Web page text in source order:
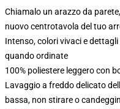
Chiamalo un arazzo da
nuovo centrotavola del tuo
Intenso, colori vivaci e
quando ordinate
100% poliestere leggero con
Lavaggio a freddo delicato
bassa, non stirare o